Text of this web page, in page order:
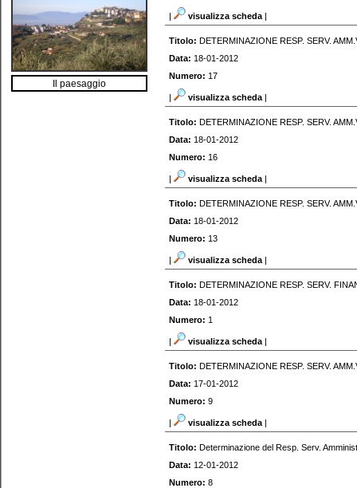
Il paesaggio
| visualizza scheda |
Titolo: DETERMINAZIONE RESP. SERV.
Data: 18-01-2012
Numero: 17
| visualizza scheda |
Titolo: DETERMINAZIONE RESP. SERV.
Data: 18-01-2012
Numero: 16
| visualizza scheda |
Titolo: DETERMINAZIONE RESP. SERV.
Data: 18-01-2012
Numero: 13
| visualizza scheda |
Titolo: DETERMINAZIONE RESP. SERV.
Data: 18-01-2012
Numero: 1
| visualizza scheda |
Titolo: DETERMINAZIONE RESP. SERV.
Data: 17-01-2012
Numero: 9
| visualizza scheda |
Titolo: Determinazione del Resp. Serv.
Data: 12-01-2012
Numero: 8